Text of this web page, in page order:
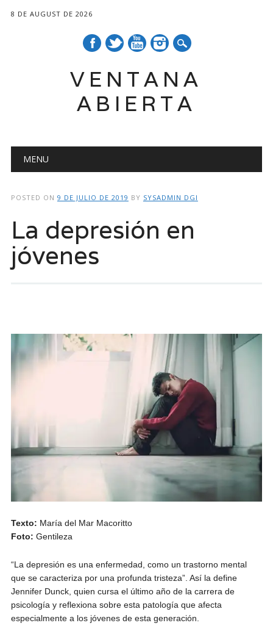
8 DE AUGUST DE 2026
VENTANA
ABIERTA
Main menu
MENU
POSTED ON 9 DE JULIO DE 2019 BY SYSADMIN DGI
La depresión en
jóvenes
Texto: María del Mar Macoritto
Foto: Gentileza
“La depresión es una enfermedad, como un trastorno mental
que se caracteriza por una profunda tristeza”. Así la define
Jennifer Dunck, quien cursa el último año de la carrera de
psicología y reflexiona sobre esta patología que afecta
especialmente a los jóvenes de esta generación.